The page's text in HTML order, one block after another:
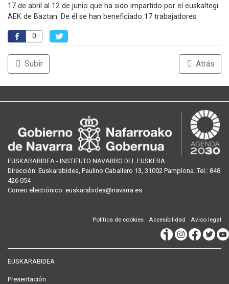
17 de abril al 12 de junio que ha sido impartido por el euskaltegi
AEK de Baztan. De él se han beneficiado 17 trabajadores.
0
Atrás
Subir
EUSKARABIDEA - INSTITUTO NAVARRO DEL EUSKERA
Dirección: Euskarabidea, Paulino Caballero 13, 31002 Pamplona. Tel.: 848
426 054
Correo electrónico: euskarabidea@navarra.es
Aviso legal
Accesibilidad
Política de cookies
EUSKARABIDEA
Presentación